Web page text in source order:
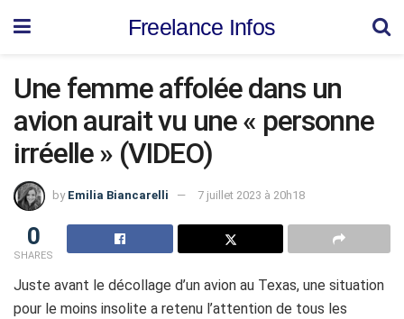
Freelance Infos
Une femme affolée dans un
avion aurait vu une « personne
irréelle » (VIDEO)
by Emilia Biancarelli 7 juillet 2023 à 20h18
0
SHARES
Juste avant le décollage d’un avion au Texas, une situation
pour le moins insolite a retenu l’attention de tous les